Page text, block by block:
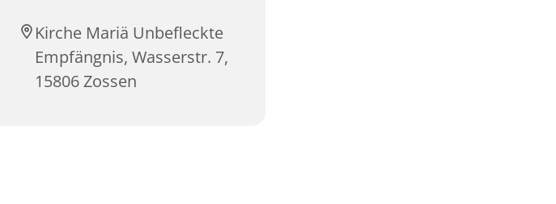
Kirche Mariä Unbefleckte
Empfängnis, Wasserstr. 7,
15806 Zossen